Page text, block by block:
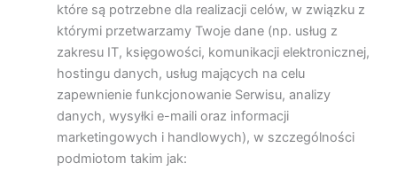
które są potrzebne dla realizacji celów, w związku z
którymi przetwarzamy Twoje dane (np. usług z
zakresu IT, księgowości, komunikacji elektronicznej,
hostingu danych, usług mających na celu
zapewnienie funkcjonowanie Serwisu, analizy
danych, wysyłki e-maili oraz informacji
marketingowych i handlowych), w szczególności
podmiotom takim jak: